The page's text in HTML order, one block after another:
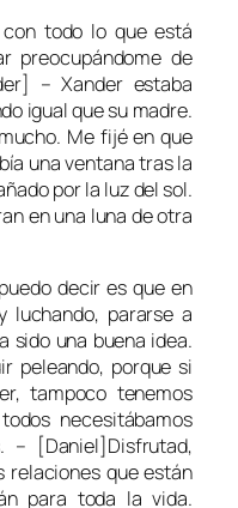
todo lo que está
preocupándome de
– Xander estaba
igual que su madre.
Me fijé en que
una ventana tras la
por la luz del sol.
en una luna de otra
decir es que en
luchando, pararse a
sido una buena idea.
peleando, porque si
tampoco tenemos
necesitábamos
– [Daniel]Disfrutad,
relaciones que están
para toda la vida.